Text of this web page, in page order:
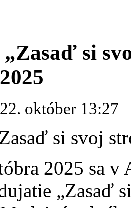
si
október 13:27
si svoj
2025 sa
„Zasaď